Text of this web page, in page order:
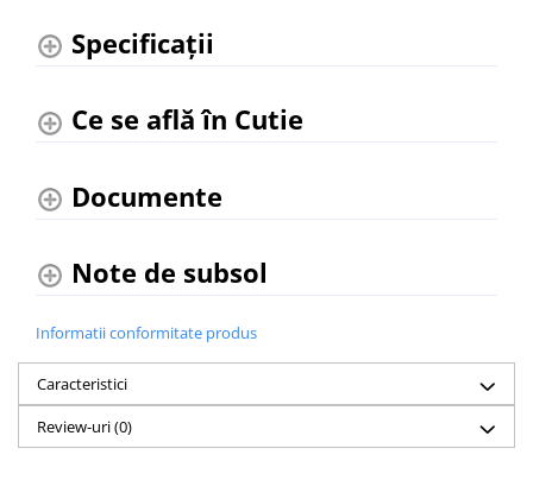
Specificaţii
Ce se află în Cutie
Documente
Note de subsol
Informatii conformitate produs
Caracteristici
Review-uri(0)